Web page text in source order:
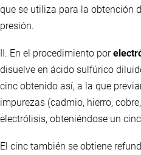
que se utiliza para la obtención
presión.
II. En el procedimiento por
disuelve en ácido sulfúrico
cinc obtenido así, a la que
impurezas (cadmio, hierro,
electrólisis, obteniéndose un
El cinc también se obtiene